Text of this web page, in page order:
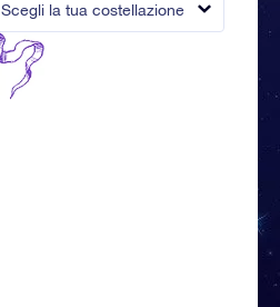
Scegli la tua costellazione